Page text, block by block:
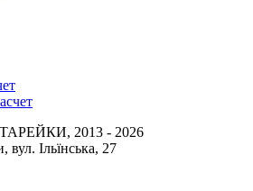
2013 - 2026
Ільїнська, 27